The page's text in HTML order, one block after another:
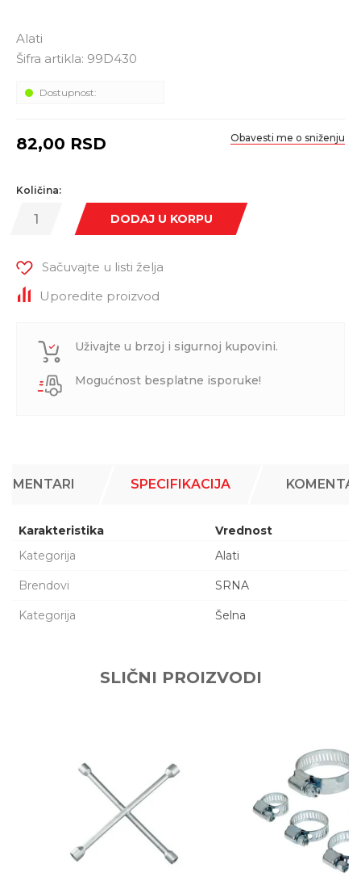
Alati
Šifra artikla: 99D430
Dostupnost:
82,00 RSD Obavesti me o sniženju
Količina:
DODAJ U KORPU
Sačuvajte u listi želja
Uporedite proizvod
Uživajte u brzoj i sigurnoj kupovini.
Mogućnost besplatne isporuke!
SPECIFIKACIJA
Karakteristika
Vrednost
Kategorija
Alati
Brendovi SRNA
Kategorija Šelna
SLIČNI PROIZVODI